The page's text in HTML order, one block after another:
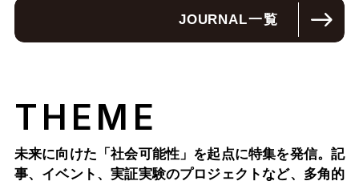
JOURNAL一覧
THEME
未来に向けた「社会可能性」を起点に特集を発信。記
事、イベント、実証実験のプロジェクトなど、多角的